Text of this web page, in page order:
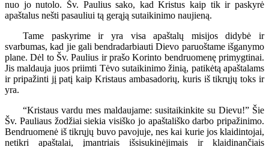
nuo jo nutolo. Šv. Paulius sako, kad Kristus kaip tik ir paskyrė
apaštalus nešti pasauliui tą gerąją sutaikinimo naujieną.
Tame paskyrime ir yra visa apaštalų misijos didybė ir
svarbumas, kad jie gali bendradarbiauti Dievo paruoštame išganymo
plane. Dėl to Šv. Paulius ir prašo Korinto bendruomenę primygtinai.
Jis maldauja juos priimti Tėvo sutaikinimo žinią, patikėtą apaštalams
ir pripažinti jį patį kaip Kristaus ambasadorių, kuris iš tikrųjų toks ir
yra.
“Kristaus vardu mes maldaujame: susitaikinkite su Dievu!” Šie
Šv. Pauliaus žodžiai siekia visiško jo apaštališko darbo pripažinimo.
Bendruomenė iš tikrųjų buvo pavojuje, nes kai kurie jos klaidintojai,
netikri apaštalai, įmantriais išsisukinėjimais ir klaidinančiais